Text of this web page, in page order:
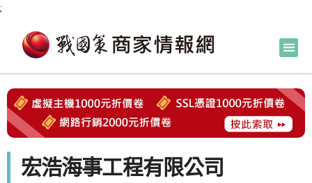
;
宏浩海事工程有限公司